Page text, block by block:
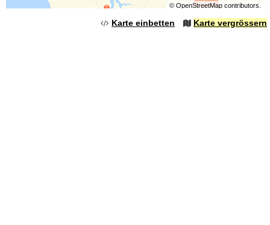
© OpenStreetMapcontributors.
Karte einbetten Karte vergrössern